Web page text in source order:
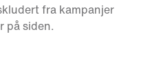
fra kampanjer
på siden.